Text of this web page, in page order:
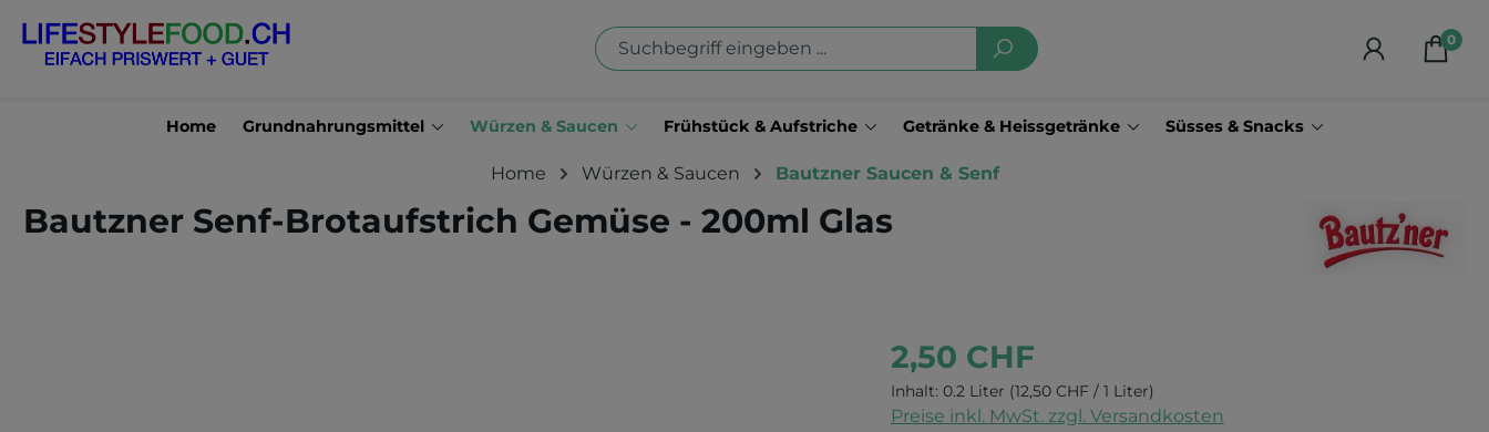
Zur Suche springen
0
Home Grundnahrungsmittel Würzen & Saucen Frühstück & Aufstriche Getränke & Heissgetränke Süsses & Snacks
Home Würzen & Saucen Bautzner Saucen & Senf
Bautzner Senf-Brotaufstrich Gemüse - 200ml Glas
2,50 CHF
Inhalt: 0.2 Liter (12,50 CHF / 1 Liter)
Preise inkl. MwSt. zzgl. Versandkosten